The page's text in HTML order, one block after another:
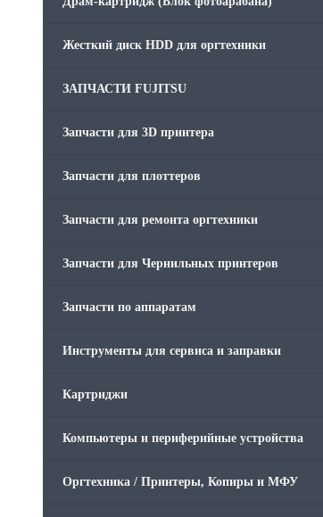
Жесткий диск HDD для оргтехники
ЗАПЧАСТИ FUJITSU
Запчасти для 3D принтера
Запчасти для плоттеров
Запчасти для ремонта оргтехники
Запчасти для Чернильных принтеров
Запчасти по аппаратам
Инструменты для сервиса и заправки
Картриджи
Компьютеры и периферийные устройства
Оргтехника / Принтеры, Копиры и МФУ